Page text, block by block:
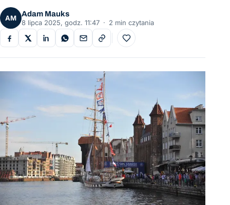
AM
Adam Mauks
8 lipca 2025, godz. 11:47 · 2 min czytania
Do ulubionych